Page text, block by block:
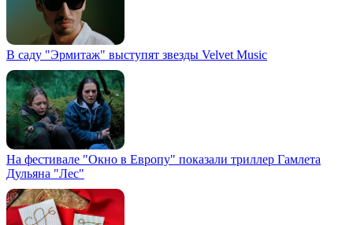
В саду "Эрмитаж" выступят звезды Velvet Music
На фестивале "Окно в Европу" показали триллер Гамлета
Дульяна "Лес"